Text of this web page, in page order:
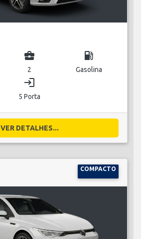
business_center
2
local_gas_station
Gasolina
login
5 Porta
VER DETALHES...
COMPACTO